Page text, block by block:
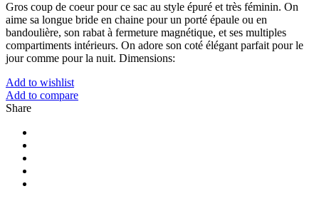
Gros coup de coeur pour ce sac au style épuré et très féminin. On
aime sa longue bride en chaine pour un porté épaule ou en
bandoulière, son rabat à fermeture magnétique, et ses multiples
compartiments intérieurs. On adore son coté élégant parfait pour le
jour comme pour la nuit. Dimensions:
Add to wishlist
Add to compare
Share